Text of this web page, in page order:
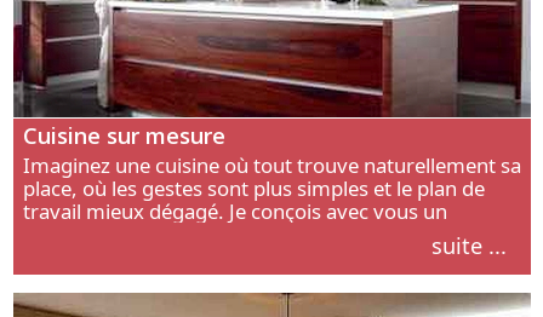
Cuisine sur mesure
Imaginez une cuisine où tout trouve naturellement sa
place, où les gestes sont plus simples et le plan de
travail mieux dégagé. Je conçois avec vous un
aménagement adapté à votre manière de cuisiner, de
suite ...